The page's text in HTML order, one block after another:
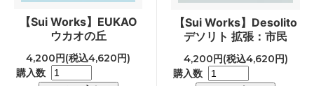
【Sui Works】EUKAO
ウカオの丘
4,200円(税込4,620円)
購入数
【Sui Works】Desolito
デソリト 拡張：市民
4,200円(税込4,620円)
購入数